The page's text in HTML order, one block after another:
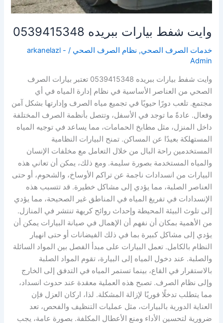
وايت شفط بيارات ببريده 0539415348
خدمات الصرف الصحي, نظام الصرف الصحي /
arkanelazl -
Admin
وايت شفط بيارات ببريده 0539415348 تعتبر بيارات الصرف
الصحي من العناصر الأساسية في نظام إدارة المياه في أي
مجتمع. تلعب دورًا حيويًا في تجميع مياه الصرف وإدارتها بشكل آمن
وفعال. عادةً ما توجد في الأسفل، وتتصل بأنظمة الصرف المختلفة
داخل المنزل، مثل مطابخ الحمامات، مما يساعد في توجيه المياه
المستهلكة بعيدًا عن المساكن. تمنح البيارات النظامية
المستخدمين راحة البال من خلال التعامل مع مخلفات الإنسان
والمياه المستخدمة بصورة سليمة. ومع ذلك، يمكن أن تعاني هذه
البيارات من انسدادات ناجمة عن تراكم الأوساخ، والشحوم، أو حتى
العناصر الصلبة، مما يؤدي إلى مشاكل خطيرة. قد تتسبب هذه
الإنسدادات في تفريغ المياه في المناطق غير الصحيحة، مما يؤدي
إلى تلوث البيئة المحيطة وإحداث روائح كريهة تنتشر في المنازل.
من الأهمية بمكان أن نفهم أن الإهمال في صيانة البيارات يمكن أن
يؤدي إلى مشاكل كبيرة بما في ذلك الفيضانات أو حتى انهيار
النظام بالكامل. تعمل البيارات على مبدأ الفصل بين المواد السائلة
والصلبة. عند دخول المياه إلى البيارة، تقوم المواد الصلبة
بالاستقرار في القاع، بينما تستمر المياه في التدفق إلى الخارج
وإلى نظام الصرف. تصبح هذه العملية معقدة عند حدوث انسداد،
مما يتطلب تدخلًا فوريًا لإزالة المشكلة. لذا، اركان العزل فإن
العناية الدورية بالبيارات، مثل عمليات التنظيف والفحص، تعد
ضرورية لتحسين الأداء ومنع الأعطال المكلفة. بصورة عامة، يجب